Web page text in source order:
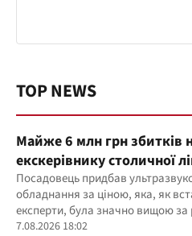
TOP NEWS
Майже 6 млн грн збитків
екскерівнику столичної
підозру
Посадовець придбав
обладнання за ціною, яка, як
експерти, була значно вищою за
7.08.2026 18:02